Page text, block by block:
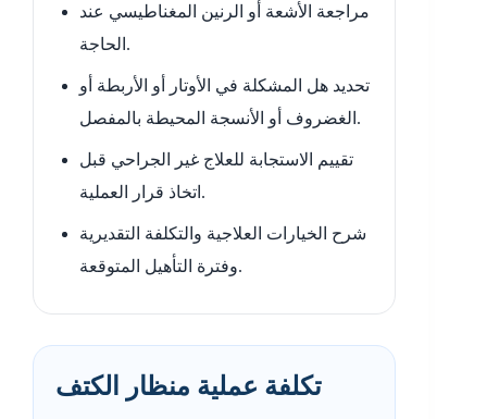
مراجعة الأشعة أو الرنين المغناطيسي عند
الحاجة.
تحديد هل المشكلة في الأوتار أو الأربطة أو
الغضروف أو الأنسجة المحيطة بالمفصل.
تقييم الاستجابة للعلاج غير الجراحي قبل
اتخاذ قرار العملية.
شرح الخيارات العلاجية والتكلفة التقديرية
وفترة التأهيل المتوقعة.
تكلفة عملية منظار الكتف